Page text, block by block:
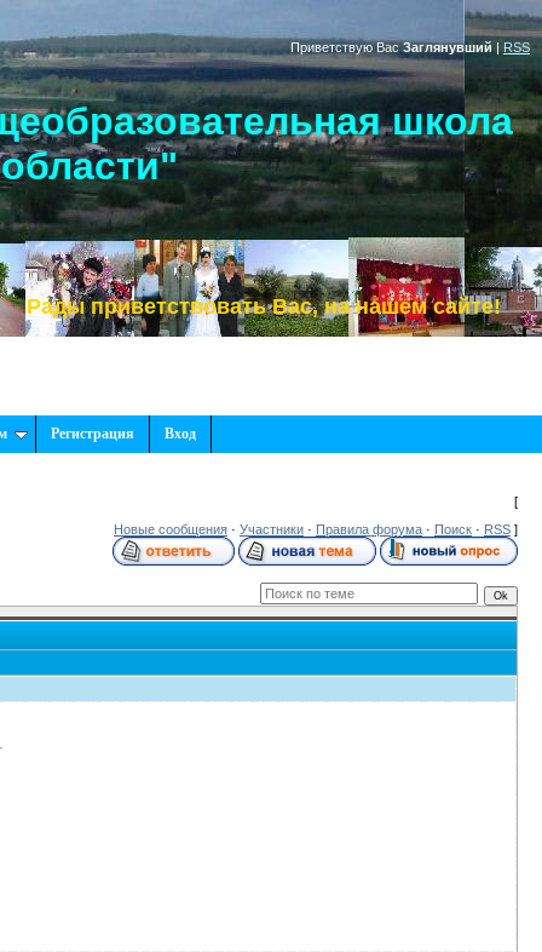
Приветствую Вас Заглянувший | RSS
школа
Вас, на нашем сайте!
Регистрация Вход
[
Новые сообщения · Участники · Правила форума · Поиск · RSS ]